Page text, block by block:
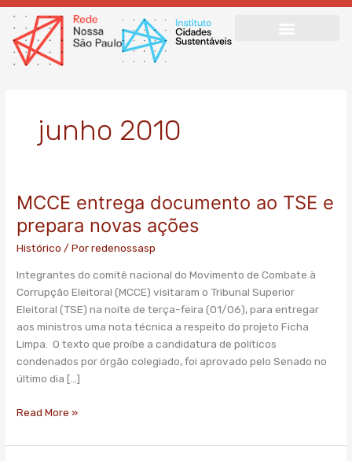
Ir
para
conteúdo
junho 2010
MCCE entrega documento ao TSE e
prepara novas ações
Histórico / Porredenossasp
Integrantes do comitê nacional do Movimento de Combate à
Corrupção Eleitoral (MCCE) visitaram o Tribunal Superior
Eleitoral (TSE) na noite de terça-feira (01/06), para entregar
aos ministros uma nota técnica a respeito do projeto Ficha
Limpa. O texto que proíbe a candidatura de políticos
condenados por órgão colegiado, foi aprovado pelo Senado no
último dia […]
MCCE
documento
ao
Read More »